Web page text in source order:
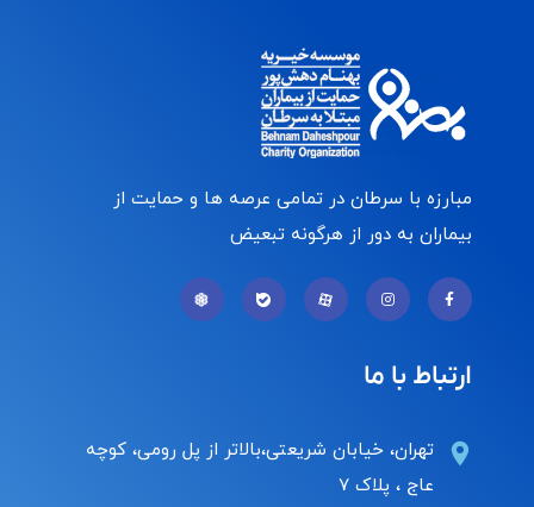
مبارزه با سرطان در تمامی عرصه ها و حمایت از
بیماران به دور از هرگونه تبعیض
ارتباط با ما
تهران، خیابان شریعتی،بالاتر از پل رومی، کوچه
عاج ، پلاک ۷